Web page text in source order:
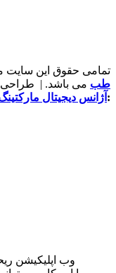
تمامی حقوق این سایت
طب می باشد. | طراحی
: آژانس دیجیتال
وب ‌اپلیکیشن